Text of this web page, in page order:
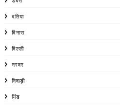
दतिया
दिनारा
दिल्ली
नरवर
निवाड़ी
भिंड